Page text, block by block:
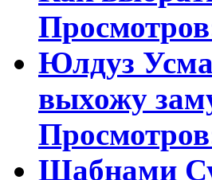
Юлдуз
выхожу
Шабнами